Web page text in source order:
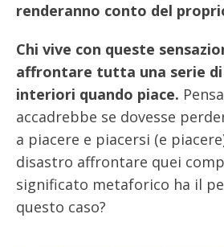
renderanno conto del
Chi vive con queste
affrontare tutta una serie
interiori quando piace.
accadrebbe se dovesse
a piacere e piacersi (e
disastro affrontare quei
significato metaforico ha il
questo caso?